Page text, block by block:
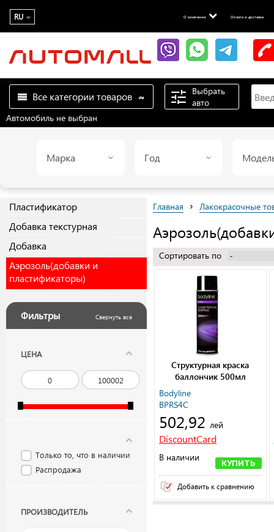
RU О компании Оплата и доставка
Все категории товаров
Выбрать
авто
Автомобиль не выбран
Марка Год
Пластификатор
Добавка текстурная
Добавка
Аэрозоль(добавки и
пластификаторы)
Фильтры Свернуть все
ЦЕНА
Только то, что в наличии
Распродажа
ПРОИЗВОДИТЕЛЬ
Главная › Лакокрасочные
Сортировать по
Структурная краска
баллончик 500мл
Bodyline
BPRS4C
502,92 лей
DiscountCard
В наличии
КУПИТЬ
Добавить к сравнению